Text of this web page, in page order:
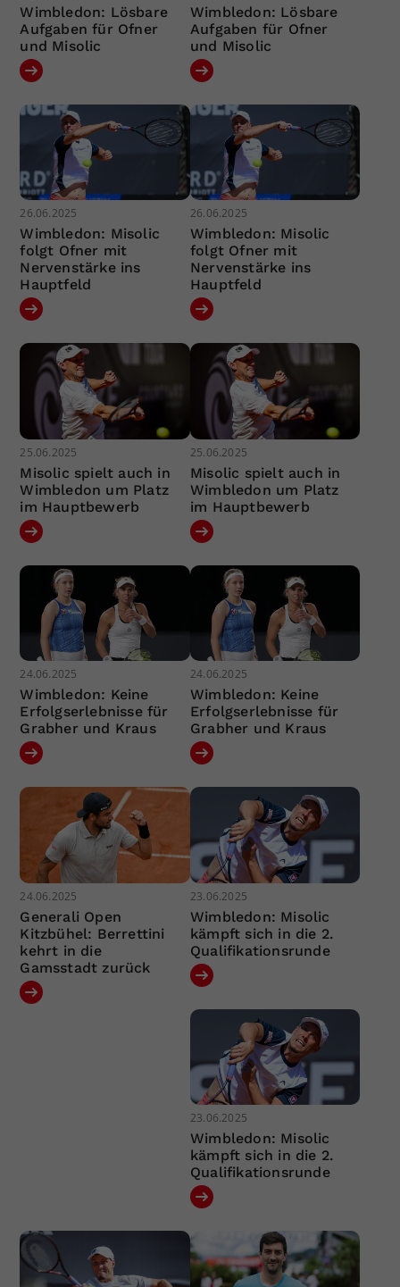
Wimbledon: Lösbare
Aufgaben für Ofner
und Misolic
Wimbledon: Lösbare
Aufgaben für Ofner
und Misolic
26.06.2025
Wimbledon: Misolic
folgt Ofner mit
Nervenstärke ins
Hauptfeld
26.06.2025
Wimbledon: Misolic
folgt Ofner mit
Nervenstärke ins
Hauptfeld
25.06.2025
Misolic spielt auch in
Wimbledon um Platz
im Hauptbewerb
25.06.2025
Misolic spielt auch in
Wimbledon um Platz
im Hauptbewerb
24.06.2025
Wimbledon: Keine
Erfolgserlebnisse für
Grabher und Kraus
24.06.2025
Wimbledon: Keine
Erfolgserlebnisse für
Grabher und Kraus
24.06.2025
Generali Open
Kitzbühel: Berrettini
kehrt in die
Gamsstadt zurück
23.06.2025
Wimbledon: Misolic
kämpft sich in die 2.
Qualifikationsrunde
23.06.2025
Wimbledon: Misolic
kämpft sich in die 2.
Qualifikationsrunde